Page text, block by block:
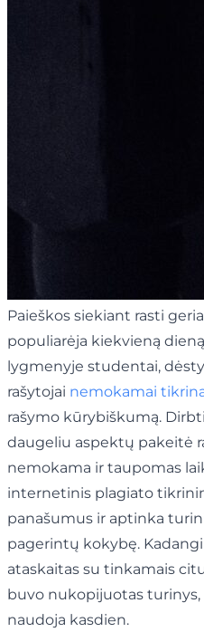
Paieškos siekiant rasti
populiarėja kiekvieną
lygmenyje studentai,
rašytojai nemokamai
rašymo kūrybiškumą.
daugeliu aspektų pakeitė
nemokama ir taupomas
internetinis plagiato
panašumus ir aptinka
pagerintų kokybę.
ataskaitas su tinkamais
buvo nukopijuotas
naudoja kasdien.